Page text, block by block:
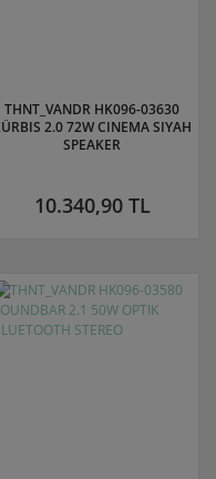
THNT_VANDR HK096-03630
2.0 72W CINEMA SIYAH
SPEAKER
10.340,90 TL